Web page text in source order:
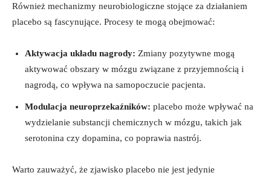
Również mechanizmy neurobiologiczne stojące za działaniem
placebo są fascynujące. Procesy te mogą obejmować:
Aktywacja układu nagrody: Zmiany pozytywne mogą
aktywować obszary w mózgu związane z przyjemnością i
nagrodą, co wpływa na samopoczucie pacjenta.
Modulacja neuroprzekaźników: placebo może wpływać na
wydzielanie substancji chemicznych w mózgu, takich jak
serotonina czy dopamina, co poprawia nastrój.
Warto zauważyć, że zjawisko placebo nie jest jedynie